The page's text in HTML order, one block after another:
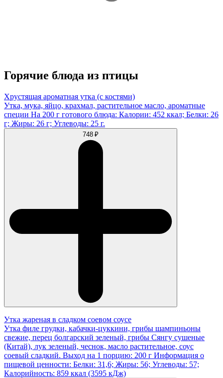
Горячие блюда из птицы
Хрустящая ароматная утка (с костями)
Утка, мука, яйцо, крахмал, растительное масло, ароматные
специи На 200 г готового блюда: Калории: 452 ккал; Белки: 26
г; Жиры: 26 г; Углеводы: 25 г.
748 ₽
Утка жареная в сладком соевом соусе
Утка филе грудки, кабачки-цуккини, грибы шампиньоны
свежие, перец болгарский зеленый, грибы Сянгу сушеные
(Китай), лук зеленый, чеснок, масло растительное, соус
соевый сладкий. Выход на 1 порцию: 200 г Информация о
пищевой ценности: Белки: 31,6; Жиры: 56; Углеводы: 57;
Калорийность: 859 ккал (3595 кДж)